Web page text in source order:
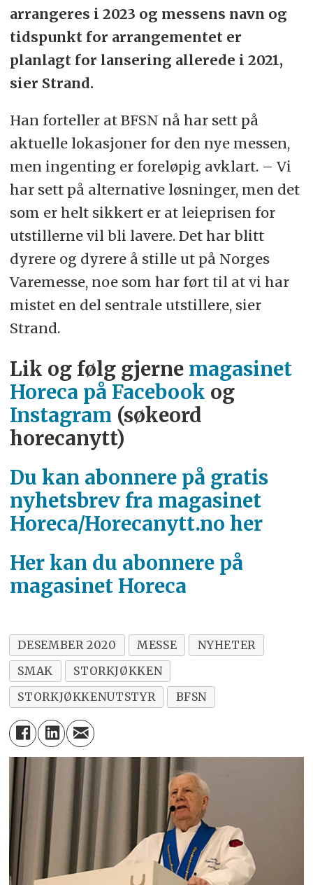
arrangeres i 2023 og messens navn og
tidspunkt for arrangementet er
planlagt for lansering allerede i 2021,
sier Strand.
Han forteller at BFSN nå har sett på
aktuelle lokasjoner for den nye messen,
men ingenting er foreløpig avklart. – Vi
har sett på alternative løsninger, men det
som er helt sikkert er at leieprisen for
utstillerne vil bli lavere. Det har blitt
dyrere og dyrere å stille ut på Norges
Varemesse, noe som har ført til at vi har
mistet en del sentrale utstillere, sier
Strand.
Lik og følg gjerne magasinet
Horeca på Facebook og
Instagram (søkeord
horecanytt)
Du kan abonnere på gratis
nyhetsbrev fra magasinet
Horeca/Horecanytt.no her
Her kan du abonnere på
magasinet Horeca
DESEMBER 2020 MESSE
NYHETER
SMAK
STORKJØKKEN
STORKJØKKENUTSTYR
BFSN